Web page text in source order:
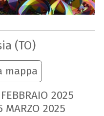
(TO)
mappa
FEBBRAIO 2025
MARZO 2025